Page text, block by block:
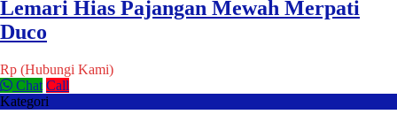
Lemari Hias Pajangan Mewah Merpati
Duco
Rp (Hubungi Kami)
Chat Call
Kategori